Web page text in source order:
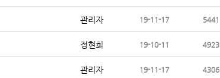
관리자 19-11-17 5441
정현희 19-10-11 4923
관리자 19-11-17 4306